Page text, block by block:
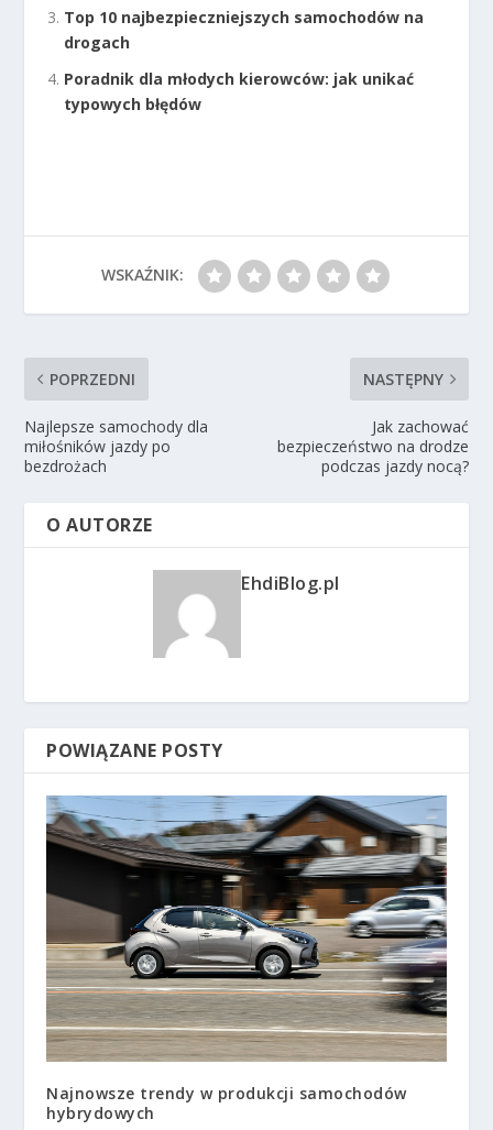
Top 10 najbezpieczniejszych samochodów na
drogach
Poradnik dla młodych kierowców: jak unikać
typowych błędów
WSKAŹNIK:
POPRZEDNI
Najlepsze samochody dla
miłośników jazdy po
bezdrożach
NASTĘPNY
Jak zachować
bezpieczeństwo na drodze
podczas jazdy nocą?
O AUTORZE
EhdiBlog.pl
POWIĄZANE POSTY
Najnowsze trendy w produkcji samochodów
hybrydowych